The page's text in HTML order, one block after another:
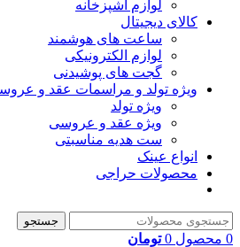
لوازم آشپزخانه
کالای دیجیتال
ساعت های هوشمند
لوازم الکترونیکی
گجت های پوشیدنی
ویژه تولد و مراسمات عقد و
ویژه تولد
ویژه عقد و عروسی
ست هدیه مناسبتی
انواع عینک
محصولات حراجی
جستجو
0 محصول 0 تومان